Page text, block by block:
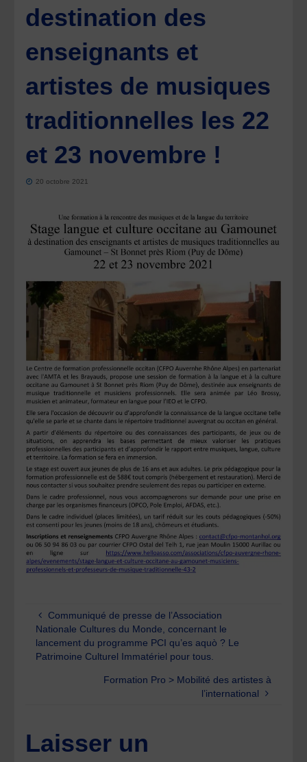
destination des
enseignants et
artistes de musiques
traditionnelles les 22
et 23 novembre !
20 octobre 2021
Communiqué de presse de l’Association
Nationale Cultures du Monde, concernant le
lancement du programme PCI qu’es aquò ? Le
Patrimoine Culturel Immatériel pour tous.
Formation Pro > Mobilité des artistes à
l’international
Laisser un